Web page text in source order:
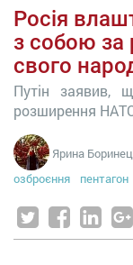
Росія
з собою за
свого
Путін заявив,
розширення
Ярина
озброєння
пентагон